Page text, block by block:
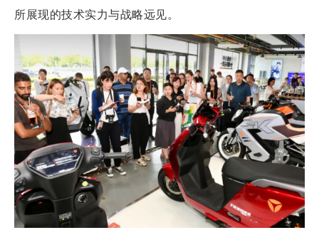
所展现的技术实力与战略远见。